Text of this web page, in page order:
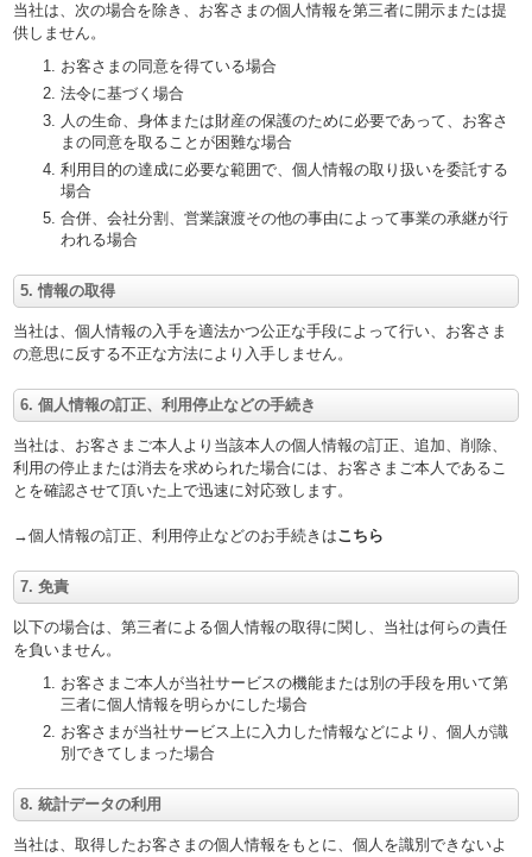
当社は、次の場合を除き、お客さまの個人情報を第三者に開示または提
供しません。
お客さまの同意を得ている場合
法令に基づく場合
人の生命、身体または財産の保護のために必要であって、お客さ
まの同意を取ることが困難な場合
利用目的の達成に必要な範囲で、個人情報の取り扱いを委託する
場合
合併、会社分割、営業譲渡その他の事由によって事業の承継が行
われる場合
5. 情報の取得
当社は、個人情報の入手を適法かつ公正な手段によって行い、お客さま
の意思に反する不正な方法により入手しません。
6. 個人情報の訂正、利用停止などの手続き
当社は、お客さまご本人より当該本人の個人情報の訂正、追加、削除、
利用の停止または消去を求められた場合には、お客さまご本人であるこ
とを確認させて頂いた上で迅速に対応致します。
→個人情報の訂正、利用停止などのお手続きはこちら
7. 免責
以下の場合は、第三者による個人情報の取得に関し、当社は何らの責任
を負いません。
お客さまご本人が当社サービスの機能または別の手段を用いて第
三者に個人情報を明らかにした場合
お客さまが当社サービス上に入力した情報などにより、個人が識
別できてしまった場合
8. 統計データの利用
当社は、取得したお客さまの個人情報をもとに、個人を識別できないよ